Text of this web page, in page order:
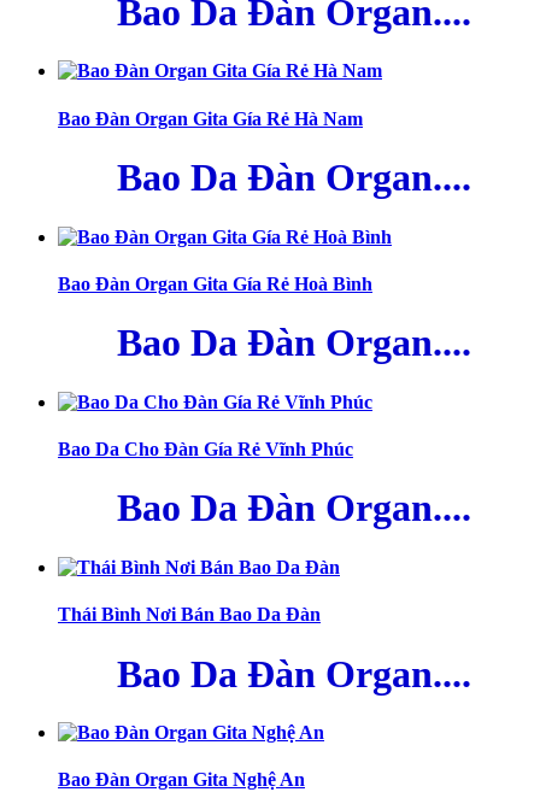
Bao Da Đàn Organ....
Bao Đàn Organ Gita Gía Rẻ Hà Nam
Bao Da Đàn Organ....
Bao Đàn Organ Gita Gía Rẻ Hoà Bình
Bao Da Đàn Organ....
Bao Da Cho Đàn Gía Rẻ Vĩnh Phúc
Bao Da Đàn Organ....
Thái Bình Nơi Bán Bao Da Đàn
Bao Da Đàn Organ....
Bao Đàn Organ Gita Nghệ An